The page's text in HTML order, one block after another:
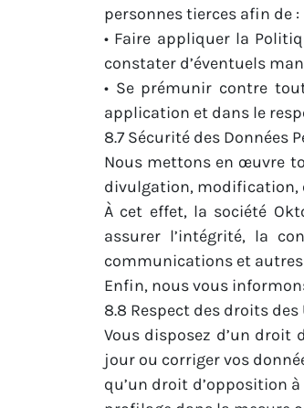
personnes tierces afin de :
• Faire appliquer la
constater d’éventuels
• Se prémunir contre
application et dans le
8.7 Sécurité des Données
Nous mettons en œuvre
divulgation, modification,
À cet effet, la société
assurer l’intégrité, la
communications et autres
Enfin, nous vous
8.8 Respect des droits
Vous disposez d’un droit
jour ou corriger vos
qu’un droit d’opposition